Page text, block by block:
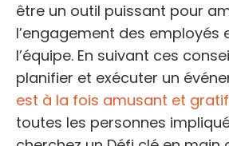
être un outil puissant pour
l’engagement des employés
l’équipe. En suivant ces
planifier et exécuter un
est à la fois amusant et
toutes les personnes